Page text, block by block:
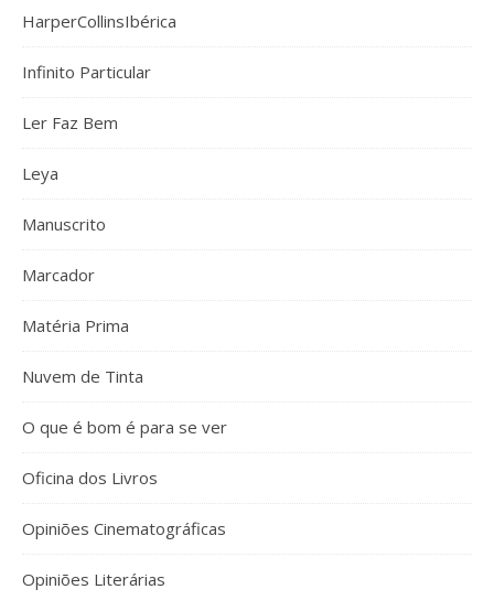
HarperCollinsIbérica
Infinito Particular
Ler Faz Bem
Leya
Manuscrito
Marcador
Matéria Prima
Nuvem de Tinta
O que é bom é para se ver
Oficina dos Livros
Opiniões Cinematográficas
Opiniões Literárias